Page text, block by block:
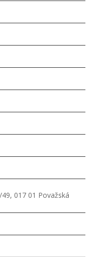
017 01 Považská